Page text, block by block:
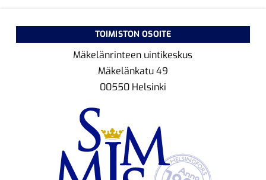
TOIMISTON OSOITE
Mäkelänrinteen uintikeskus
Mäkelänkatu 49
00550 Helsinki